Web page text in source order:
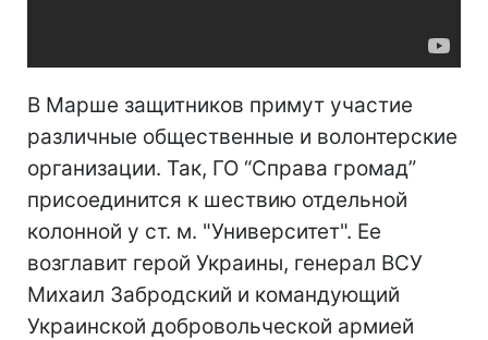
В Марше защитников примут участие
различные общественные и волонтерские
организации. Так, ГО “Справа громад”
присоединится к шествию отдельной
колонной у ст. м. "Университет". Ее
возглавит герой Украины, генерал ВСУ
Михаил Забродский и командующий
Украинской добровольческой армией